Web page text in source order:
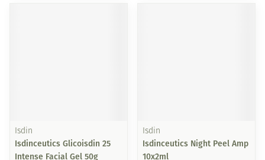
Isdin
Isdinceutics Glicoisdin 25
Intense Facial Gel 50g
Isdin
Isdinceutics Night Peel Amp
10x2ml